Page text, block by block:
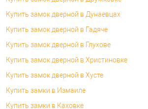
Купить замок дверной в Дунаевцах
Купить замок дверной в Гадяче
Купить замок дверной в Глухове
Купить замок дверной в Христиновке
Купить замок дверной в Хусте
Купить замки в Измаиле
Купить замки в Каховке